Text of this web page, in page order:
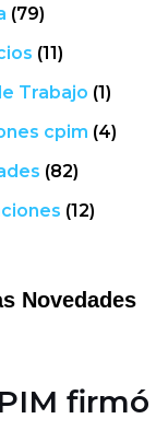
(79)
(11)
Trabajo (1)
cpim (4)
(82)
(12)
Novedades